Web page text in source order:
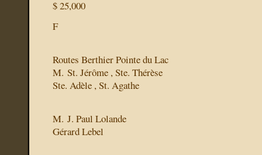
$ 25,000
F
Routes Berthier Pointe du Lac
M. St. Jérôme , Ste. Thérèse
Ste. Adèle , St. Agathe
M. J. Paul Lolande
Gérard Lebel